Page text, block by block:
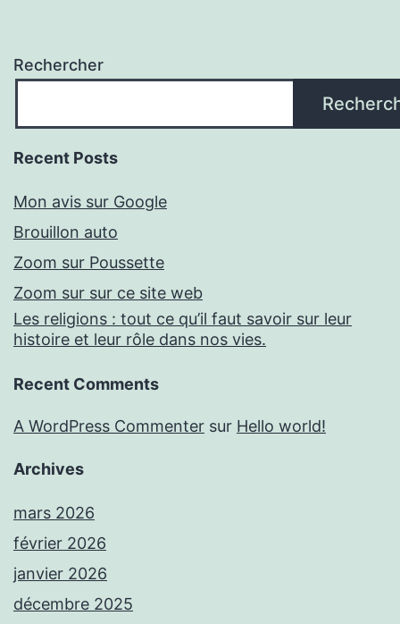
Rechercher
Recent Posts
Mon avis sur Google
Brouillon auto
Zoom sur Poussette
Zoom sur sur ce site web
Les religions : tout ce qu’il faut savoir sur leur
histoire et leur rôle dans nos vies.
Recent Comments
A WordPress Commenter sur Hello world!
Archives
mars 2026
février 2026
janvier 2026
décembre 2025